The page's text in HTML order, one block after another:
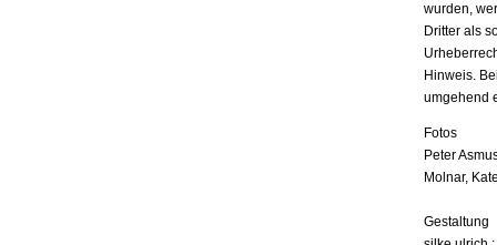
wurden,
Dritter als
Hinweis.
umgehend
Fotos
Peter
Molnar,
Gestaltung